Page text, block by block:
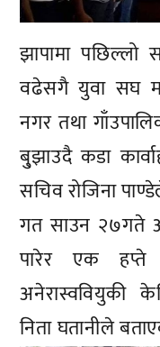
झापामा पछिल्लो
वढेसगै युवा सघ
नगर तथा
बु्झाउदै कडा
सचिव रोजिना
गत साउन २७गते
पारेर एक हप्ते
अनेरास्ववियुकी
निता घतानीले